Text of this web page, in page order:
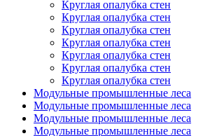
Круглая опалубка стен
Круглая опалубка стен
Круглая опалубка стен
Круглая опалубка стен
Круглая опалубка стен
Круглая опалубка стен
Круглая опалубка стен
Модульные промышленные леса
Модульные промышленные леса
Модульные промышленные леса
Модульные промышленные леса